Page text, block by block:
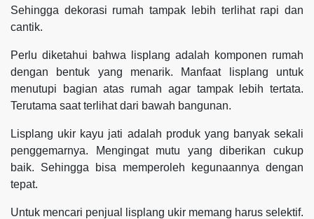
Sehingga dekorasi rumah tampak lebih terlihat rapi dan
cantik.
Perlu diketahui bahwa lisplang adalah komponen rumah
dengan bentuk yang menarik. Manfaat lisplang untuk
menutupi bagian atas rumah agar tampak lebih tertata.
Terutama saat terlihat dari bawah bangunan.
Lisplang ukir kayu jati adalah produk yang banyak sekali
penggemarnya. Mengingat mutu yang diberikan cukup
baik. Sehingga bisa memperoleh kegunaannya dengan
tepat.
Untuk mencari penjual lisplang ukir memang harus selektif.